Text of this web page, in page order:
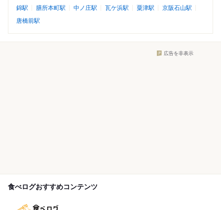
錦駅
膳所本町駅 中ノ庄駅 瓦ケ浜駅 粟津駅
京阪石山駅
唐橋前駅
広告を非表示
食べログおすすめコンテンツ